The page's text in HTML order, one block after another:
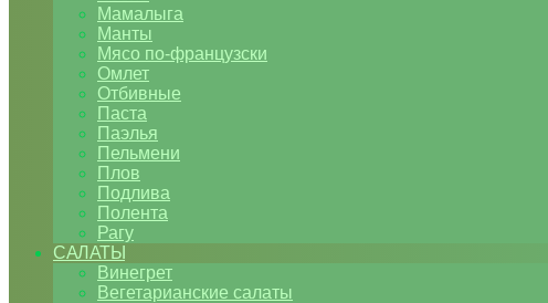
Мамалыга
Манты
Мясо по-французски
Омлет
Отбивные
Паста
Паэлья
Пельмени
Плов
Подлива
Полента
Рагу
САЛАТЫ
Винегрет
Вегетарианские салаты